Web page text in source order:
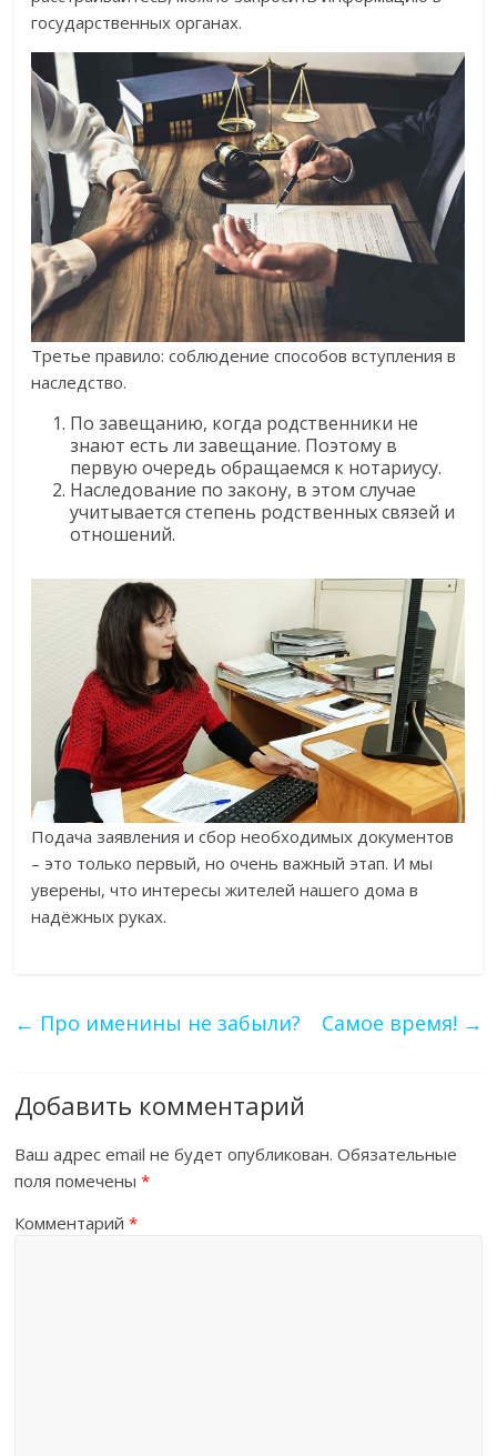
государственных органах.
Третье правило: соблюдение способов вступления в
наследство.
По завещанию, когда родственники не
знают есть ли завещание. Поэтому в
первую очередь обращаемся к нотариусу.
Наследование по закону, в этом случае
учитывается степень родственных связей и
отношений.
Подача заявления и сбор необходимых документов
– это только первый, но очень важный этап. И мы
уверены, что интересы жителей нашего дома в
надёжных руках.
← Про именины не забыли? Самое время! →
Добавить комментарий
Ваш адрес email не будет опубликован. Обязательные
поля помечены*
Комментарий*